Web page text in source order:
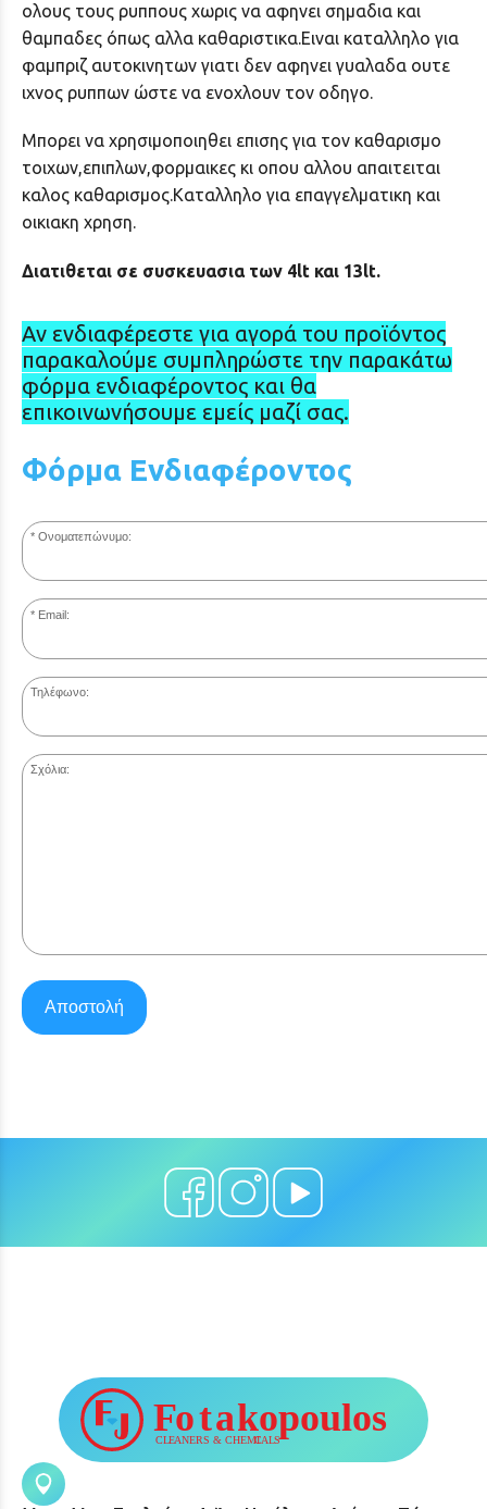
ολους τους ρυππους χωρις να αφηνει σημαδια και
θαμπαδες όπως αλλα καθαριστικα.Ειναι καταλληλο για
φαμπριζ αυτοκινητων γιατι δεν αφηνει γυαλαδα ουτε
ιχνος ρυππων ώστε να ενοχλουν τον οδηγο.
Μπορει να χρησιμοποιηθει επισης για τον καθαρισμο
τοιχων,επιπλων,φορμαικες κι οπου αλλου απαιτειται
καλος καθαρισμος.Καταλληλο για επαγγελματικη και
οικιακη χρηση.
Διατιθεται σε συσκευασια των 4lt και 13lt.
Αν ενδιαφέρεστε για αγορά του προϊόντος
παρακαλούμε συμπληρώστε την παρακάτω
φόρμα ενδιαφέροντος και θα
επικοινωνήσουμε εμείς μαζί σας.
Φόρμα Ενδιαφέροντος
Ονοματεπώνυμο:
Email:
Τηλέφωνο:
Σχόλια:
Αποστολή